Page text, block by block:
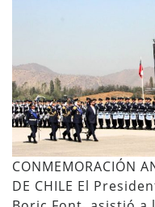
CONMEMORACIÓN
DE CHILE El